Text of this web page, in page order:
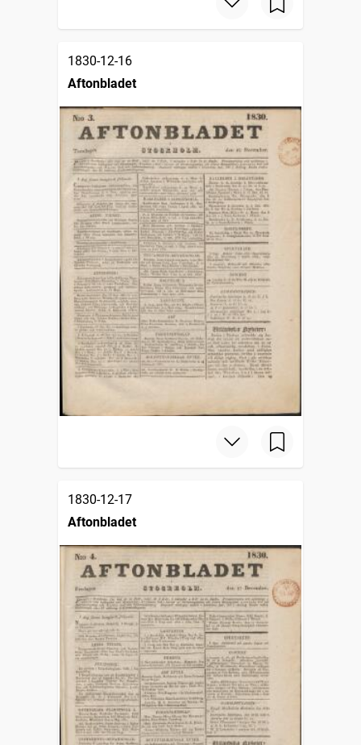
1830-12-16
Aftonbladet
1830-12-17
Aftonbladet